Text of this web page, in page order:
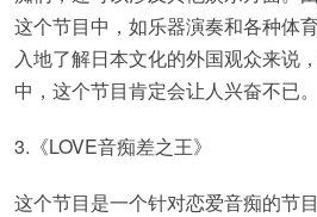
这个节目中，如乐器演奏和各种体
入地了解日本文化的外国观众来说
中，这个节目肯定会让人兴奋不已。
3.《LOVE音痴差之王》
这个节目是一个针对恋爱音痴的节